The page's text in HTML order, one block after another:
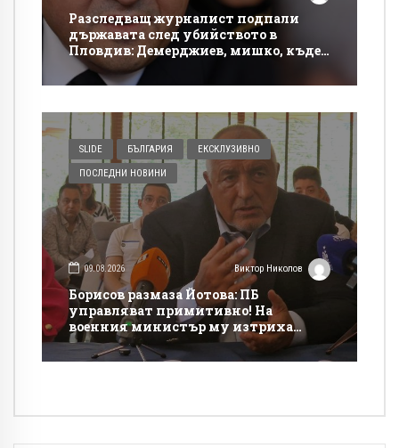
Разследващ журналист подпали
държавата след убийството в
Пловдив: Демерджиев, мишко, къде
си!?
SLIDE БЪЛГАРИЯ ЕКСКЛУЗИВНО
ПОСЛЕДНИ НОВИНИ
09.08.2026 Виктор Николов
Борисов размаза Йотова: ПБ
управляват примитивно! На
военния министър му изтриха
„Кинтекс“ от тениската!